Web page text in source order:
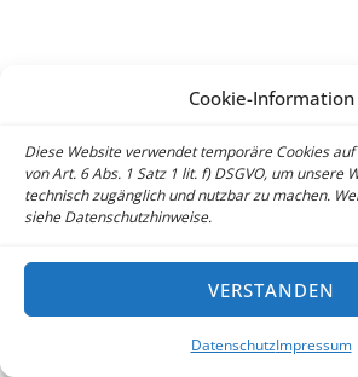
Cookie-Information
Diese Website verwendet temporäre Cookies
von Art. 6 Abs. 1 Satz 1 lit. f) DSGVO, um unsere
technisch zugänglich und nutzbar zu machen.
siehe Datenschutzhinweise.
VERSTANDEN
DatenschutzImpressum